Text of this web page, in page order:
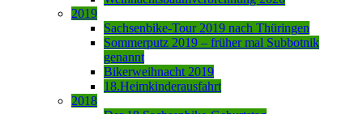
2019
Sachsenbike-Tour 2019 nach Thüringen
Sommerputz 2019 – früher mal Subbotnik
genannt
Bikerweihnacht 2019
18.Heimkinderausfahrt
2018